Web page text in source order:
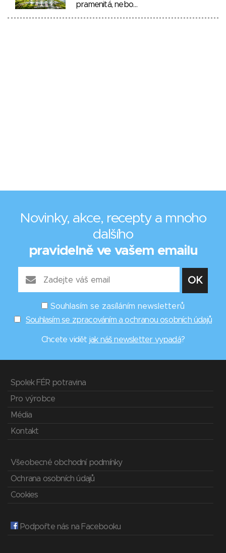
pramenitá, nebo…
Novinky, akce, recepty a mnoho
dalšího
pravidelně ve vašem emailu
Souhlasím se zasíláním newsletterů
Souhlasím se zpracováním a ochranou osobních údajů
Chcete vidět jak náš newsletter vypadá?
Spolek FÉR potravina
Pro výrobce
Média
Kontakt
Všeobecné obchodní podmínky
Ochrana osobních údajů
Cookies
Podpořte nás na Facebooku